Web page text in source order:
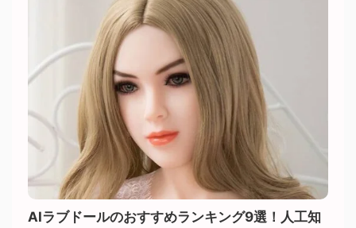
AIラブドールのおすすめランキング9選！人工知